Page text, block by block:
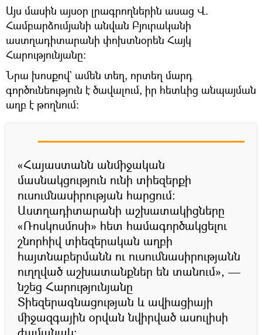
Այս մասին այսօր լրագրողներին ասաց Վ.
Համբարձումյանի անվան Բյուրականի
աստղադիտարանի փոխտնօրեն Հայկ
Հարությունյանը։
Նրա խոսքով` ամեն տեղ, որտեղ մարդ
գործունեություն է ծավալում, իր հետևից անպայման
աղբ է թողնում։
«Հայաստանն անմիջական
մասնակցություն ունի տիեզերքի
ուսումնասիրության հարցում։
Աստղադիտարանի աշխատակիցները
«Ռոսկոսմոսի» հետ համագործակցելու
շնորհիվ տիեզերական աղբի
հայտնաբերմանն ու ուսումնասիրությանն
ուղղված աշխատանքներ են տանում», —
նշեց Հարությունյանը
Տիեզերագնացության և ավիացիայի
միջազգային օրվան նվիրված ասուլիսի